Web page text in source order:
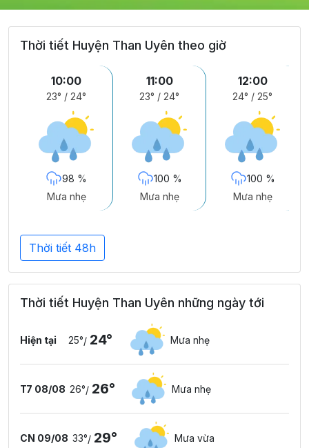
Thời tiết Huyện Than Uyên theo giờ
10:00
23° / 24°
98 %
Mưa nhẹ
11:00
23° / 24°
100 %
Mưa nhẹ
12:00
24° / 25°
100 %
Mưa nhẹ
Thời tiết 48h
Thời tiết Huyện Than Uyên những ngày tới
Hiện tại 25°/ 24° Mưa nhẹ
T7 08/08 26°/ 26° Mưa nhẹ
CN 09/08 33°/ 29° Mưa vừa